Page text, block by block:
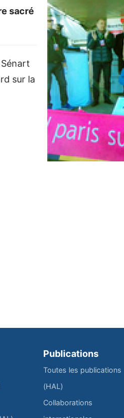
sacré
sur la
Publications
Toutes les publications
(HAL)
Collaborations